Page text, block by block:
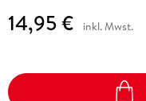
14,95 € inkl. Mwst.